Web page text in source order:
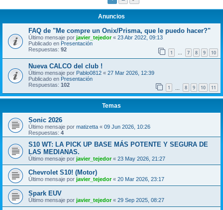
Anuncios
FAQ de "Me compre un Onix/Prisma, que le puedo hacer?"
Último mensaje por javier_tejedor« 23 Abr 2022, 09:13
Publicado en Presentación
Respuestas: 92 1 … 7 8 9 10
Nueva CALCO del club !
Último mensaje por Pablo0812 « 27 Mar 2026, 12:39
Publicado en Presentación
Respuestas: 102 1 8 9 10 11
Temas
Sonic 2026
Último mensaje por matizetta « 09 Jun 2026, 10:26
Respuestas: 4
S10 WT: LA PICK UP BASE MÁS POTENTE Y SEGURA DE
LAS MEDIANAS.
Último mensaje por javier_tejedor« 23 May 2026, 21:27
Chevrolet S10! (Motor)
Último mensaje por javier_tejedor« 20 Mar 2026, 23:17
Spark EUV
Último mensaje por javier_tejedor« 29 Sep 2025, 08:27